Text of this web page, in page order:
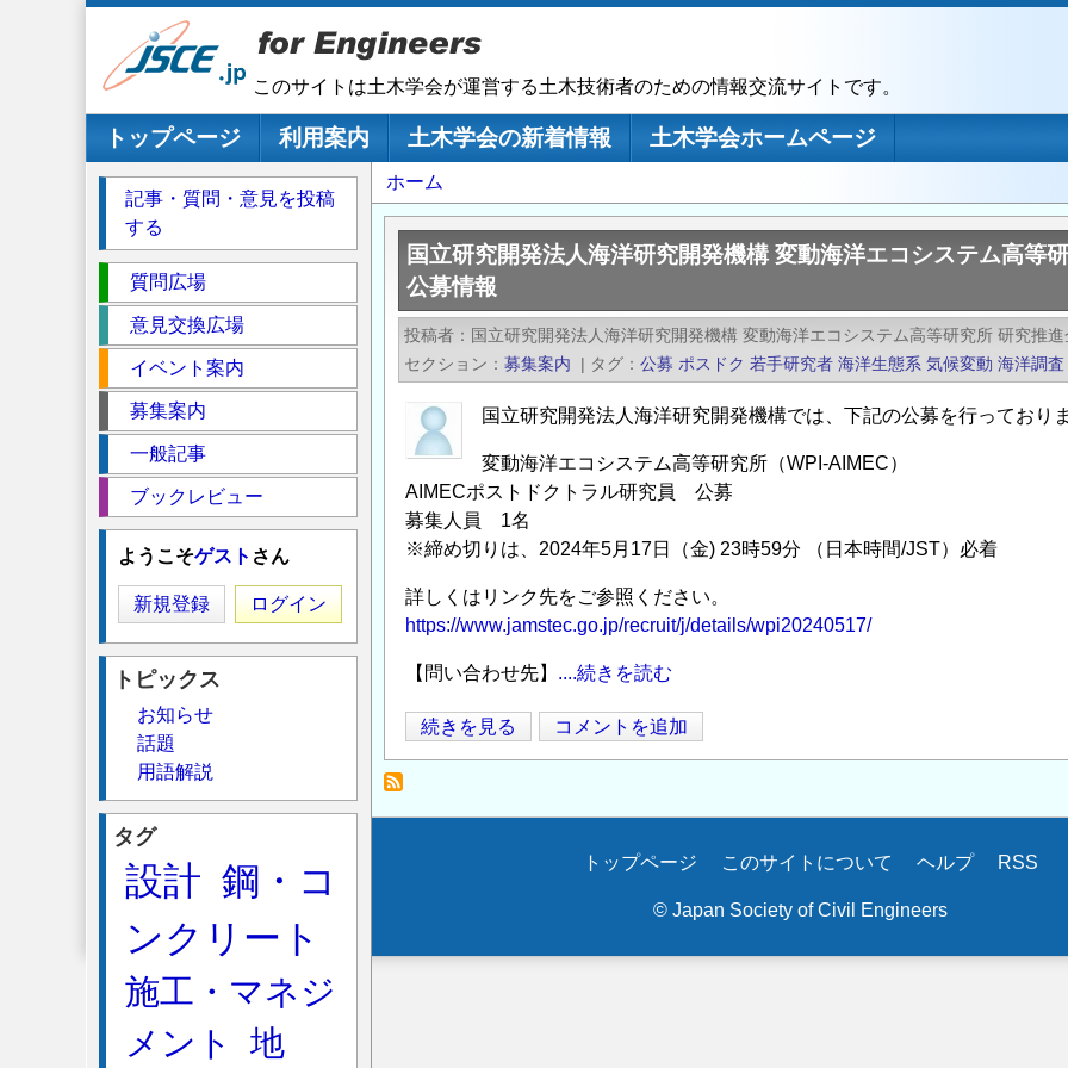
このサイトは土木学会が運営する土木技術者のための情報交流サイトです。
メインナビゲーション
トップページ 利用案内 土木学会の新着情報
土木学会ホームページ
パ
ン
く
ず
ホーム
国立研究開発法人海洋研究開発機構 変動海洋エコシステム高
公募情報
投稿者 国立研究開発法人海洋研究開発機構 変動海洋エコシステム高等研究所 研究推進
セクション
募集案内 | タグ 公募 ポスドク 若手研究者 海洋生態系 気候変動 海洋調査
国立研究開発法人海洋研究開発機構では、下記の公募を行っておりま
変動海洋エコシステム高等研究所（WPI-AIMEC）
AIMECポストドクトラル研究員 公募
募集人員 1名
※締め切りは、2024年5月17日（金) 23時59分 （日本時間/JST）必着
詳しくはリンク先をご参照ください。
https://www.jamstec.go.jp/recruit/j/details/wpi20240517/
【問い合わせ先】 ....続きを読む
国
立
究
続きを見る コメントを追加
記事・質問・意見を投稿
する
ク
シ
質問広場
意見交換広場
イベント案内
募集案内
一般記事
ブックレビュー
ようこそゲスト さん
新規登録 ログイン
トピックス
お知らせ
話題
用語解説
タグ
設計 鋼・コ
ンクリート
施工・マネジ
メント
地
Secondary
menu
トップページ このサイトについて ヘルプ RSS
© Japan Society of Civil Engineers